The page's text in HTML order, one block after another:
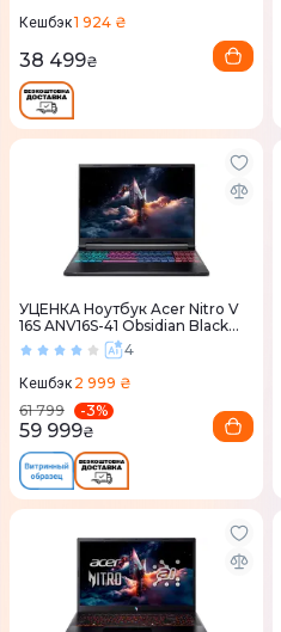
Кешбэк1 924 ₴
38 499₴
УЦЕНКА Ноутбук Acer Nitro V
16S ANV16S-41 Obsidian Black
(NH.U03EU.007)4
Кешбэк 2 999 ₴
61 799
-3%
59 999₴